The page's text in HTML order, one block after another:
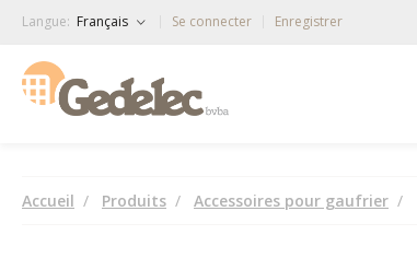
Langue: Français Se connecter Enregistrer
Accueil Produits Accessoires pour gaufrier